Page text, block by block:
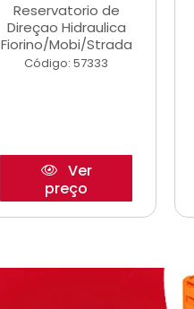
Reservatorio de
Direçao Hidraulica
Fiorino/Mobi/Strada
Código: 57333
Ver
preço